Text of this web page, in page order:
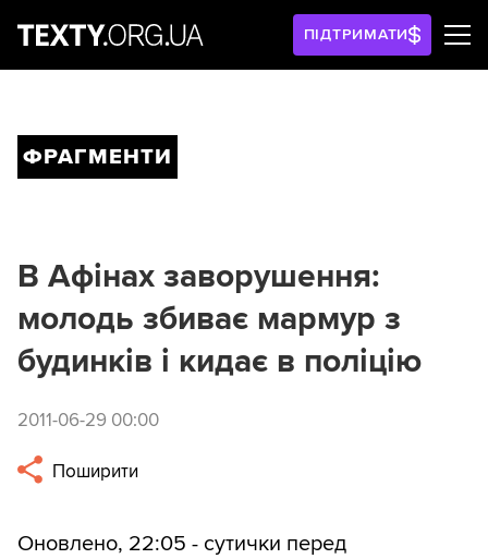
ПІДТРИМАТИ
ФРАГМЕНТИ
В Афінах заворушення:
молодь збиває мармур з
будинків і кидає в поліцію
2011-06-29 00:00
Поширити
Оновлено, 22:05 - сутички перед